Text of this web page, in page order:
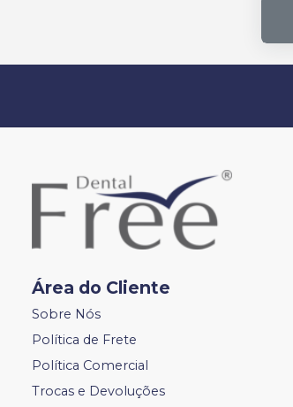
Área do Cliente
Sobre Nós
Política de Frete
Política Comercial
Trocas e Devoluções